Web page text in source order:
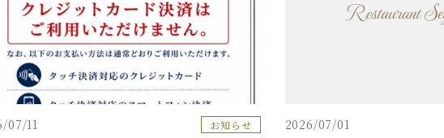
07/11 お知らせ 2026/07/01